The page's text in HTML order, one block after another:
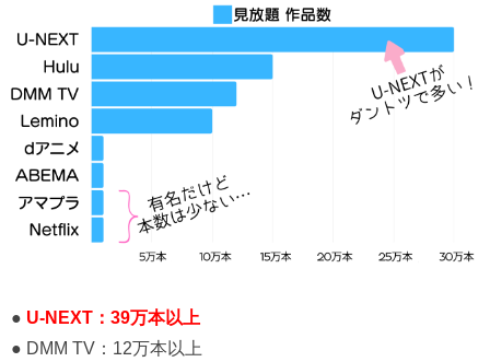
● U-NEXT：39万本以上
● DMM TV：12万本以上